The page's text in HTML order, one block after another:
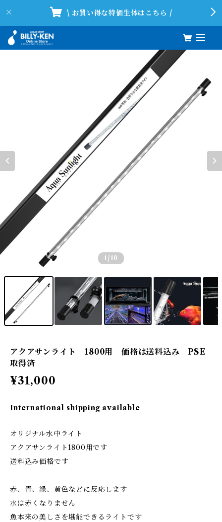
\ お買い得な特価生体はこちら /
1 /10
アクアサンライト 1800用 価格は送料込み PSE
取得済
¥31,000
International shipping available
オリジナル水中ライト
アクアサンライト1800用です
送料込み価格です
赤、青、緑、黄色などに反応します
水は赤くなりません
魚本来の美しさを堪能できるライトです